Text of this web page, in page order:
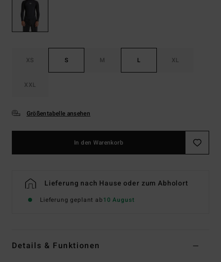
XS S M L XL
XXL
Größentabelle ansehen
In den Warenkorb
Lieferung nach Hause oder zum Abholort
Lieferung geplant ab10 August
Details & Funktionen